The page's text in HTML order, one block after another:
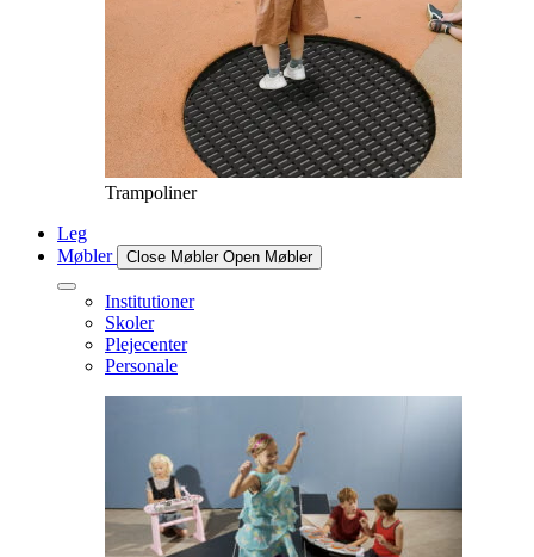
Trampoliner
Leg
Møbler
Close Møbler Open Møbler
Institutioner
Skoler
Plejecenter
Personale